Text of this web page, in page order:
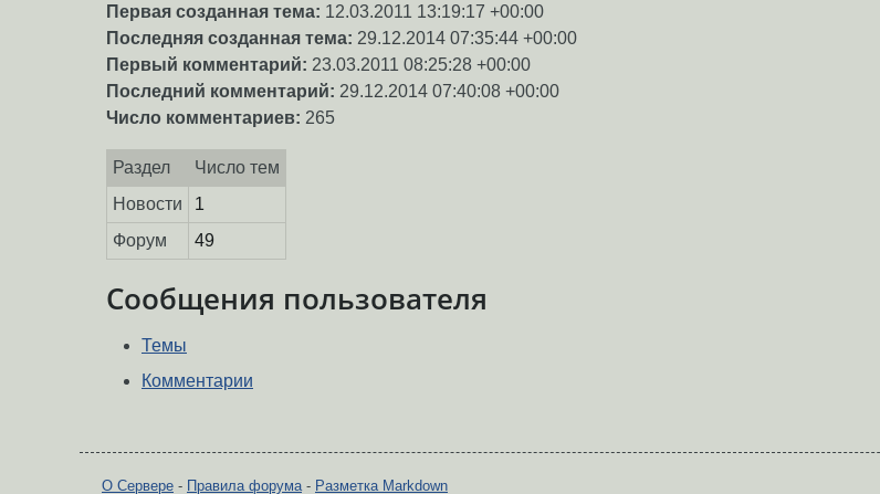
Первая созданная тема: 12.03.2011 13:19:17 +00:00
Последняя созданная тема: 29.12.2014 07:35:44 +00:00
Первый комментарий: 23.03.2011 08:25:28 +00:00
Последний комментарий: 29.12.2014 07:40:08 +00:00
Число комментариев: 265
Раздел
Число тем
Новости
1
Форум
49
Сообщения пользователя
Темы
Комментарии
О Сервере - Правила форума- Разметка Markdown